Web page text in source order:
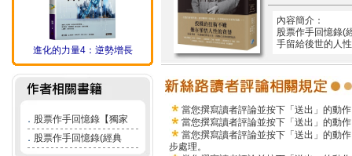
進化的力量4：逆勢增長
． 股票作手回憶錄【獨家
． 股票作手回憶錄(經典
內容簡介：
股票作手回憶錄(
手留給後世的人
當您撰寫讀者評論並按下「送出」的動
當您撰寫讀者評論並按下「送出」的動
當您撰寫讀者評論並按下「送出」的動
步處理。